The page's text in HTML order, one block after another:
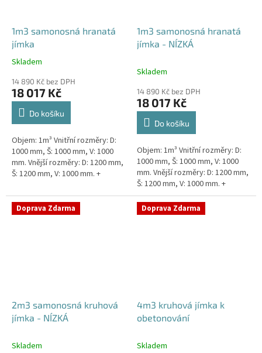
1m3 samonosná hranatá
jímka
Průměrné
produktu
je
4,5
hvězdiček.
Skladem
14 890 Kč bez DPH
18 017 Kč
Do košíku
Objem: 1m³ Vnitřní rozměry: D:
1000 mm, Š: 1000 mm, V: 1000
mm. Vnější rozměry: D: 1200 mm,
Š: 1200 mm, V: 1000 mm. +
bez potřeby obetonování....
1m3 samonosná hranatá
jímka - NÍZKÁ
Skladem
14 890 Kč bez DPH
18 017 Kč
Do košíku
Objem: 1m³ Vnitřní rozměry: D:
1000 mm, Š: 1000 mm, V: 1000
mm. Vnější rozměry: D: 1200 mm,
Š: 1200 mm, V: 1000 mm. +
komínek Snížené provedení s
výškou těla pouhý 1m!...
Doprava Zdarma
2m3 samonosná kruhová
jímka - NÍZKÁ
Skladem
Doprava Zdarma
4m3 kruhová jímka k
obetonování
Skladem